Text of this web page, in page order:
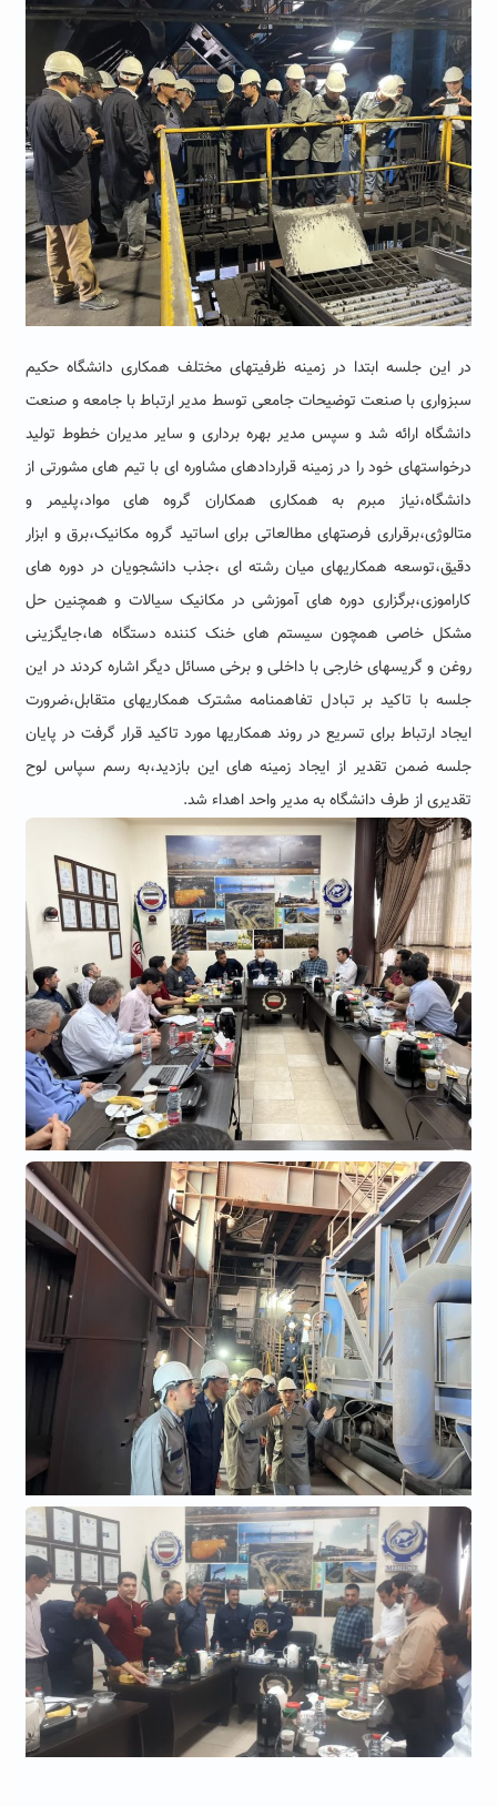
در این جلسه ابتدا در زمینه ظرفیتهای مختلف همکاری دانشگاه حکیم
سبزواری با صنعت توضیحات جامعى توسط مدیر ارتباط با جامعه و صنعت
دانشگاه ارائه شد و سپس مدیر بهره برداری و سایر مدیران خطوط تولید
درخواستهای خود را در زمینه قراردادهای مشاوره ای با تیم های مشورتی از
دانشگاه،نیاز مبرم به همکاری همکاران گروه های مواد،پلیمر و
متالوژی،برقراری فرصتهای مطالعاتی براى اساتید گروه مکانیک،برق و ابزار
دقیق،توسعه همکاریهای میان رشته ای ،جذب دانشجویان در دوره های
کاراموزی،برگزارى دوره های آموزشی در مکانیک سیالات و همچنین حل
مشکل خاصی همچون سیستم هاى خنک کننده دستگاه ها،جایگزینی
روغن و گریسهای خارجی با داخلی و برخی مسائل دیگر اشاره کردند در این
جلسه با تاکید بر تبادل تفاهمنامه مشترک همکاریهای متقابل،ضرورت
ایجاد ارتباط برای تسریع در روند همکاریها مورد تاکید قرار گرفت در پایان
جلسه ضمن تقدیر از ایجاد زمینه های این بازدید،به رسم سپاس لوح
تقدیری از طرف دانشگاه به مدیر واحد اهداء شد.